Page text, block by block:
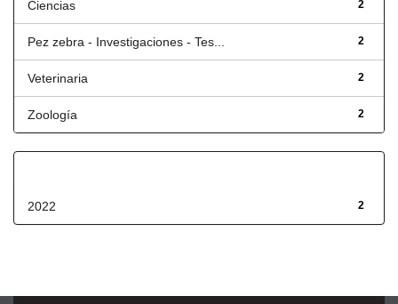
2
Ciencias
2
Pez zebra - Investigaciones - Tes...
2
Veterinaria
2
Zoología
2
2022